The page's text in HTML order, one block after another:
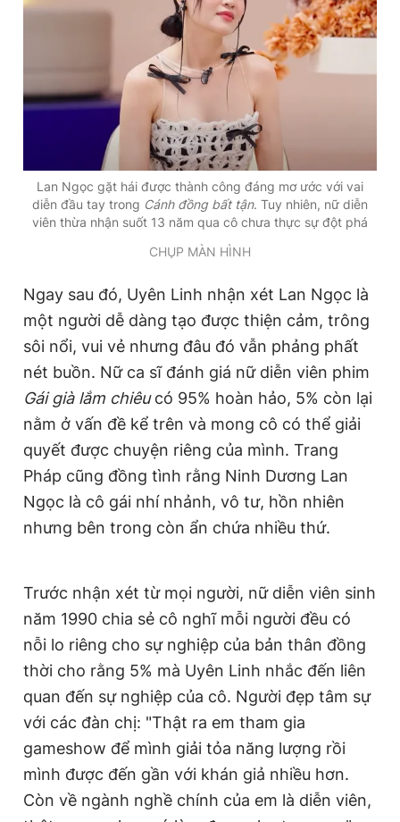
Lan Ngọc gặt hái được thành công đáng mơ ước với vai
diễn đầu tay trong Cánh đồng bất tận. Tuy nhiên, nữ diễn
viên thừa nhận suốt 13 năm qua cô chưa thực sự đột phá
CHỤP MÀN HÌNH
Ngay sau đó, Uyên Linh nhận xét Lan Ngọc là
một người dễ dàng tạo được thiện cảm, trông
sôi nổi, vui vẻ nhưng đâu đó vẫn phảng phất
nét buồn. Nữ ca sĩ đánh giá nữ diễn viên phim
Gái già lắm chiêucó 95% hoàn hảo, 5% còn lại
nằm ở vấn đề kể trên và mong cô có thể giải
quyết được chuyện riêng của mình. Trang
Pháp cũng đồng tình rằng Ninh Dương Lan
Ngọc là cô gái nhí nhảnh, vô tư, hồn nhiên
nhưng bên trong còn ẩn chứa nhiều thứ.
Trước nhận xét từ mọi người, nữ diễn viên sinh
năm 1990 chia sẻ cô nghĩ mỗi người đều có
nỗi lo riêng cho sự nghiệp của bản thân đồng
thời cho rằng 5% mà Uyên Linh nhắc đến liên
quan đến sự nghiệp của cô. Người đẹp tâm sự
với các đàn chị: "Thật ra em tham gia
gameshow để mình giải tỏa năng lượng rồi
mình được đến gần với khán giả nhiều hơn.
Còn về ngành nghề chính của em là diễn viên,